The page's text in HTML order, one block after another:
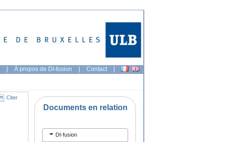
| À propos de DI-fusion | Contact |
Citer
Documents en relation
DI-fusion